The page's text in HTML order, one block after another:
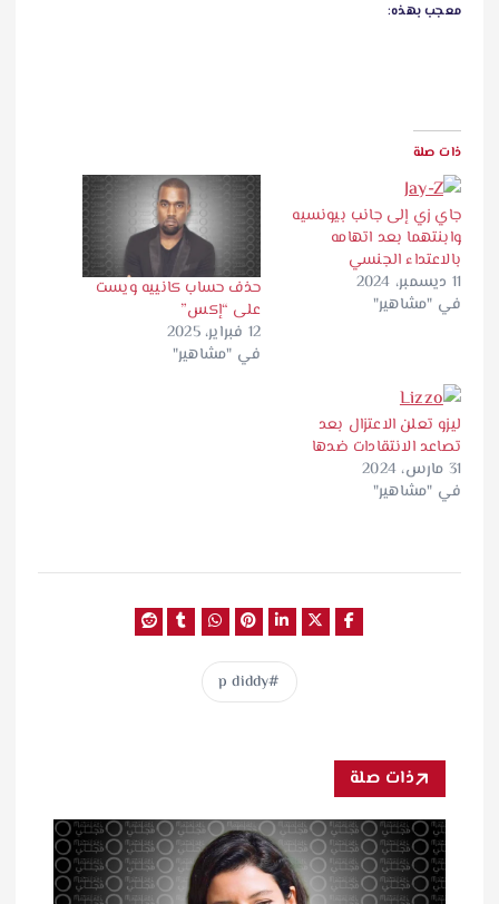
معجب بهذه:
ذات صلة
جاي زي إلى جانب بيونسيه
وابنتهما بعد اتهامه
بالاعتداء الجنسي
11 ديسمبر، 2024
في "مشاهير"
حذف حساب كانييه ويست
على “إكس”
12 فبراير، 2025
في "مشاهير"
ليزو تعلن الاعتزال بعد
تصاعد الانتقادات ضدها
31 مارس، 2024
في "مشاهير"
p diddy
ذات صلة